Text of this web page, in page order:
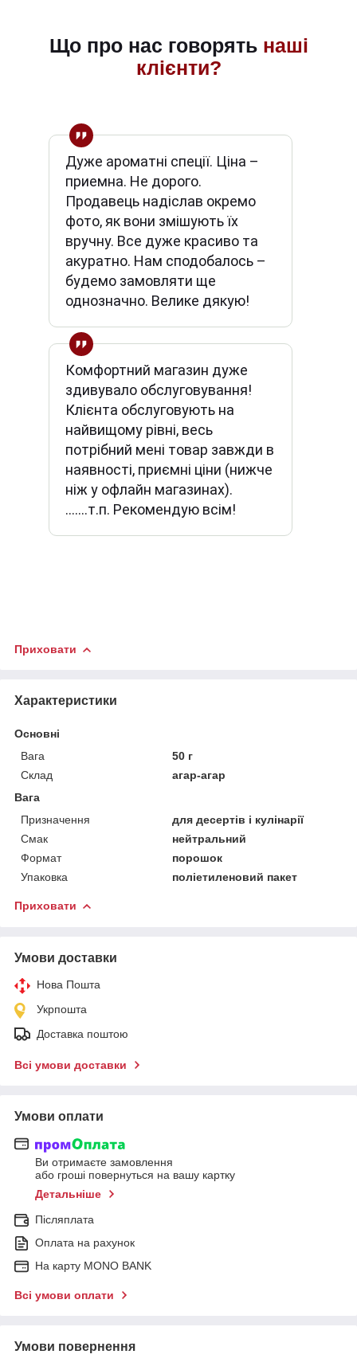
Що про нас говорять наші
клієнти?
Дуже ароматні спеції. Ціна –
приемна. Не дорого.
Продавець надіслав окремо
фото, як вони змішують їх
вручну. Все дуже красиво та
акуратно. Нам сподобалось –
будемо замовляти ще
однозначно. Велике дякую!
Комфортний магазин дуже
здивувало обслуговування!
Клієнта обслуговують на
найвищому рівні, весь
потрібний мені товар завжди в
наявності, приємні ціни (нижче
ніж у офлайн магазинах).
.......т.п. Рекомендую всім!
Приховати
Характеристики
Основні
Вага
50 г
Склад
агар-агар
Вага
Призначення
для десертів і кулінарії
Смак
нейтральний
Формат
порошок
Упаковка
поліетиленовий пакет
Приховати
Умови доставки
Нова Пошта
Укрпошта
Доставка поштою
Всі умови доставки
Умови оплати
Ви отримаєте замовлення
або гроші повернуться на вашу картку
Детальніше
Післяплата
Оплата на рахунок
На карту MONO BANK
Всі умови оплати
Умови повернення